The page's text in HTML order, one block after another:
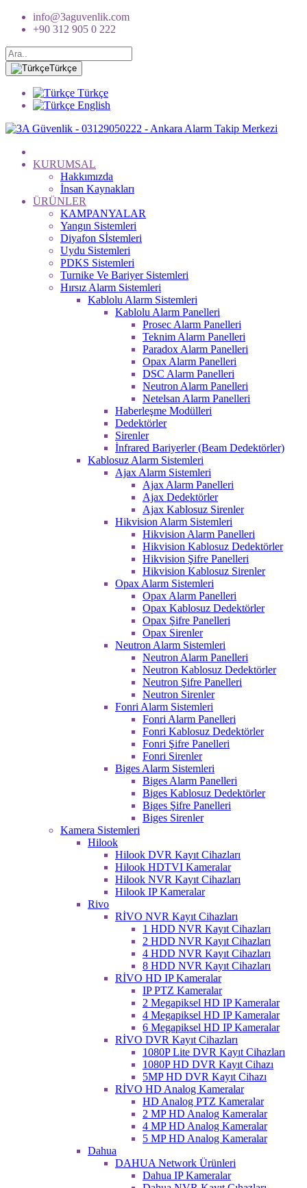
info@3aguvenlik.com
+90 312 905 0 222
Türkçe
Türkçe
English
KURUMSAL
Hakkımızda
İnsan Kaynakları
ÜRÜNLER
KAMPANYALAR
Yangın Sistemleri
Diyafon Sİstemleri
Uydu Sistemleri
PDKS Sistemleri
Turnike Ve Bariyer Sistemleri
Hırsız Alarm Sistemleri
Kablolu Alarm Sistemleri
Kablolu Alarm Panelleri
Prosec Alarm Panelleri
Teknim Alarm Panelleri
Paradox Alarm Panelleri
Opax Alarm Panelleri
DSC Alarm Panelleri
Neutron Alarm Panelleri
Netelsan Alarm Panelleri
Haberleşme Modülleri
Dedektörler
Sirenler
İnfrared Bariyerler (Beam Dedektörler)
Kablosuz Alarm Sistemleri
Ajax Alarm Sistemleri
Ajax Alarm Panelleri
Ajax Dedektörler
Ajax Kablosuz Sirenler
Hikvision Alarm Sistemleri
Hikvision Alarm Panelleri
Hikvision Kablosuz Dedektörler
Hikvision Şifre Panelleri
Hikvision Kablosuz Sirenler
Opax Alarm Sistemleri
Opax Alarm Panelleri
Opax Kablosuz Dedektörler
Opax Şifre Panelleri
Opax Sirenler
Neutron Alarm Sistemleri
Neutron Alarm Panelleri
Neutron Kablosuz Dedektörler
Neutron Şifre Panelleri
Neutron Sirenler
Fonri Alarm Sistemleri
Fonri Alarm Panelleri
Fonri Kablosuz Dedektörler
Fonri Şifre Panelleri
Fonri Sirenler
Biges Alarm Sistemleri
Biges Alarm Panelleri
Biges Kablosuz Dedektörler
Biges Şifre Panelleri
Biges Sirenler
Kamera Sistemleri
Hilook
Hilook DVR Kayıt Cihazları
Hilook HDTVI Kameralar
Hilook NVR Kayıt Cihazları
Hilook IP Kameralar
Rivo
RİVO NVR Kayıt Cihazları
1 HDD NVR Kayıt Cihazları
2 HDD NVR Kayıt Cihazları
4 HDD NVR Kayıt Cihazları
8 HDD NVR Kayıt Cihazları
RİVO HD IP Kameralar
IP PTZ Kameralar
2 Megapiksel HD IP Kameralar
4 Megapiksel HD IP Kameralar
6 Megapiksel HD IP Kameralar
RİVO DVR Kayıt Cihazları
1080P Lite DVR Kayıt Cihazları
1080P HD DVR Kayıt Cihazı
5MP HD DVR Kayıt Cihazı
RİVO HD Analog Kameralar
HD Analog PTZ Kameralar
2 MP HD Analog Kameralar
4 MP HD Analog Kameralar
5 MP HD Analog Kameralar
Dahua
DAHUA Network Ürünleri
Dahua IP Kameralar